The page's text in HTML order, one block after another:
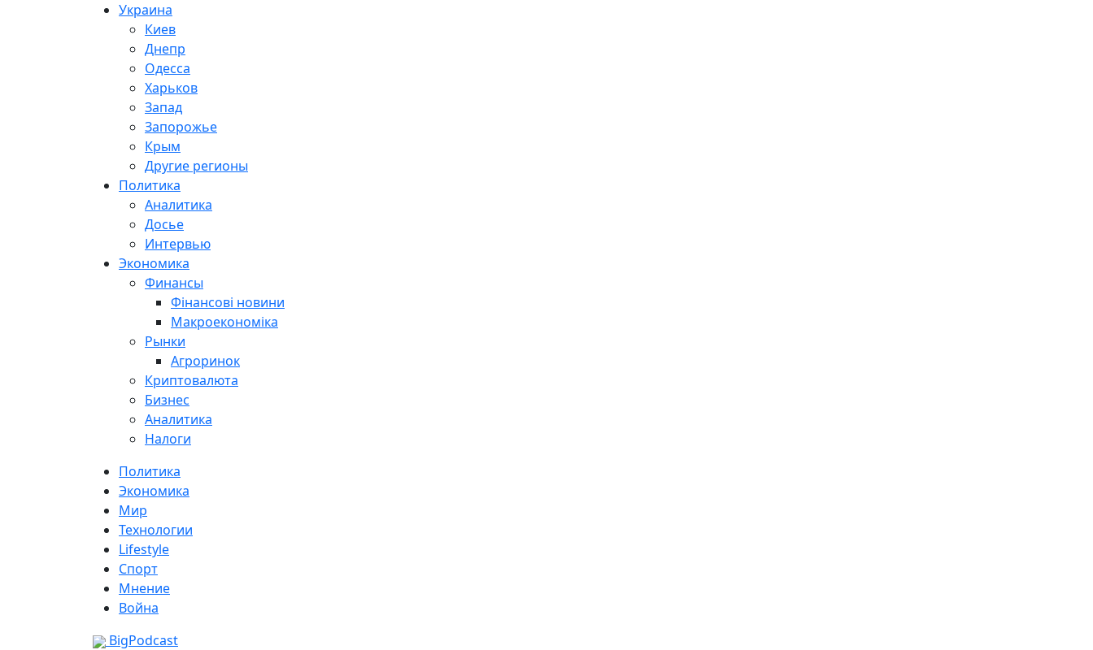
Украина
Киев
Днепр
Одесса
Харьков
Запад
Запорожье
Крым
Другие регионы
Политика
Аналитика
Досье
Интервью
Экономика
Финансы
Фінансові новини
Макроекономіка
Рынки
Агроринок
Криптовалюта
Бизнес
Аналитика
Налоги
Политика
Экономика
Мир
Технологии
Lifestyle
Спорт
Мнение
Война
BigPodcast